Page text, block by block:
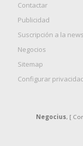
Contactar
Publicidad
Suscripción a la
Negocios
Sitemap
Configurar
Negocius, [